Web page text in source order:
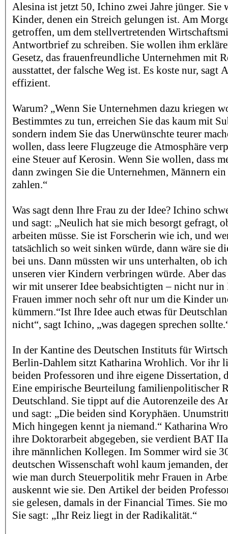
Alesina ist jetzt 50, Ichino zwei Jahre jünger. Sie
Kinder, denen ein Streich gelungen ist. Am
getroffen, um dem stellvertretenden
Antwortbrief zu schreiben. Sie wollen ihm
Gesetz, das frauenfreundliche Unternehmen mit
ausstattet, der falsche Weg ist. Es koste nur, sagt
effizient.
Warum? „Wenn Sie Unternehmen dazu kriegen
Bestimmtes zu tun, erreichen Sie das kaum mit
sondern indem Sie das Unerwünschte teurer
wollen, dass leere Flugzeuge die Atmosphäre
eine Steuer auf Kerosin. Wenn Sie wollen, dass
dann zwingen Sie die Unternehmen, Männern
zahlen.“
Was sagt denn Ihre Frau zu der Idee? Ichino
und sagt: „Neulich hat sie mich besorgt gefragt,
arbeiten müsse. Sie ist Forscherin wie ich, und
tatsächlich so weit sinken würde, dann wäre sie
bei uns. Dann müssten wir uns unterhalten, ob
unseren vier Kindern verbringen würde. Aber
wir mit unserer Idee beabsichtigten – nicht nur
Frauen immer noch sehr oft nur um die Kinder
kümmern.“Ist Ihre Idee auch etwas für
nicht“, sagt Ichino, „was dagegen sprechen
In der Kantine des Deutschen Instituts für
Berlin-Dahlem sitzt Katharina Wrohlich. Vor ihr
beiden Professoren und ihre eigene Dissertation,
Eine empirische Beurteilung familienpolitischer
Deutschland. Sie tippt auf die Autorenzeile des
und sagt: „Die beiden sind Koryphäen.
Mich hingegen kennt ja niemand.“ Katharina
ihre Doktorarbeit abgegeben, sie verdient BAT
ihre männlichen Kollegen. Im Sommer wird sie
deutschen Wissenschaft wohl kaum jemanden,
wie man durch Steuerpolitik mehr Frauen in
auskennt wie sie. Den Artikel der beiden
sie gelesen, damals in der Financial Times. Sie
Sie sagt: „Ihr Reiz liegt in der Radikalität.“